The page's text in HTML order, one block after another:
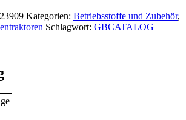
Kategorien: Betriebsstoffe und Zubehör,
Schlagwort: GBCATALOG